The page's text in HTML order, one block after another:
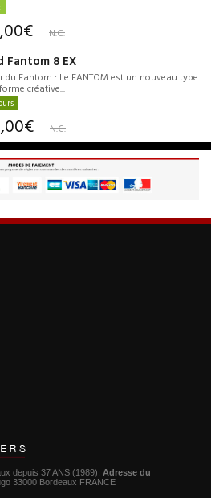
N.C.
Fantom 8 EX
du Fantom : Le FANTOM est un nouveau type
créative...
N.C.
depuis 37 ANS (1989). Adresse du
33000 Bordeaux FRANCE